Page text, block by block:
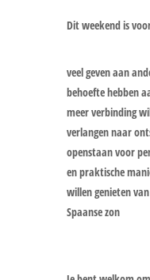
Dit weekend is
veel geven aan
behoefte hebben
meer verbinding
verlangen naar
openstaan voor
en praktische
willen genieten
Spaanse zon